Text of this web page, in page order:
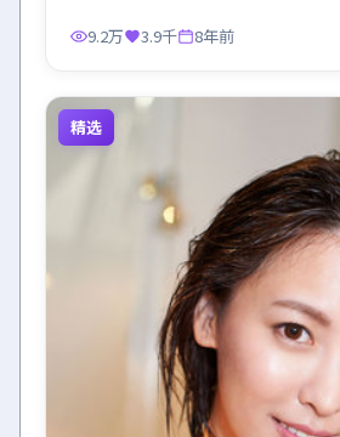
9.2万 3.9千 8年前
精选